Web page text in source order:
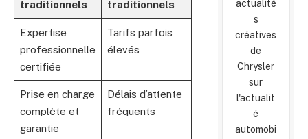
traditionnels traditionnels
Expertise
professionnelle
certifiée
Tarifs parfois
élevés
Prise en charge
complète et
garantie
Délais d’attente
fréquents
actualité
s
créatives
de
Chrysler
sur
l'actualit
é
automobi